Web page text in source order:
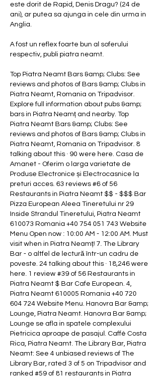
este dorit de Rapid, Denis Dragu? (24 de
ani), ar putea sa ajunga in cele din urma in
Anglia.
A fost un reflex foarte bun al soferului
respectiv, publi piatra neamt.
Top Piatra Neamt Bars &amp; Clubs: See
reviews and photos of Bars &amp; Clubs in
Piatra Neamt, Romania on Tripadvisor.
Explore full information about pubs &amp;
bars in Piatra Neamț and nearby. Top
Piatra Neamt Bars &amp; Clubs: See
reviews and photos of Bars &amp; Clubs in
Piatra Neamt, Romania on Tripadvisor. 8
talking about this · 90 were here. Casa de
Amanet - Oferim o larga varietate de
Produse Electronice și Electrocasnice la
preturi acces. 63 reviews #6 of 56
Restaurants in Piatra Neamt $$ - $$$ Bar
Pizza European Aleea Tineretului nr 29
Inside Strandul Tineretului, Piatra Neamt
610073 Romania +40 754 051 743 Website
Menu Open now : 10:00 AM - 12:00 AM. Must
visit when in Piatra Neamț! 7. The Library
Bar - o altfel de lectură într-un cadru de
poveste. 24 talking about this · 18,246 were
here. 1 review #39 of 56 Restaurants in
Piatra Neamt $ Bar Cafe European. 4,
Piatra Neamt 610005 Romania +40 720
604 724 Website Menu. Hanovra Bar &amp;
Lounge, Piatra Neamt. Hanovra Bar &amp;
Lounge se afla in spatele complexului
Pietricica aproape de pasajul. Caffé Costa
Rica, Piatra Neamt. The Library Bar, Piatra
Neamt: See 4 unbiased reviews of The
Library Bar, rated 3 of 5 on Tripadvisor and
ranked #59 of 81 restaurants in Piatra